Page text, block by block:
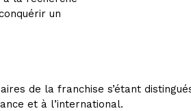
un
de la franchise s’étant
et à l’international.